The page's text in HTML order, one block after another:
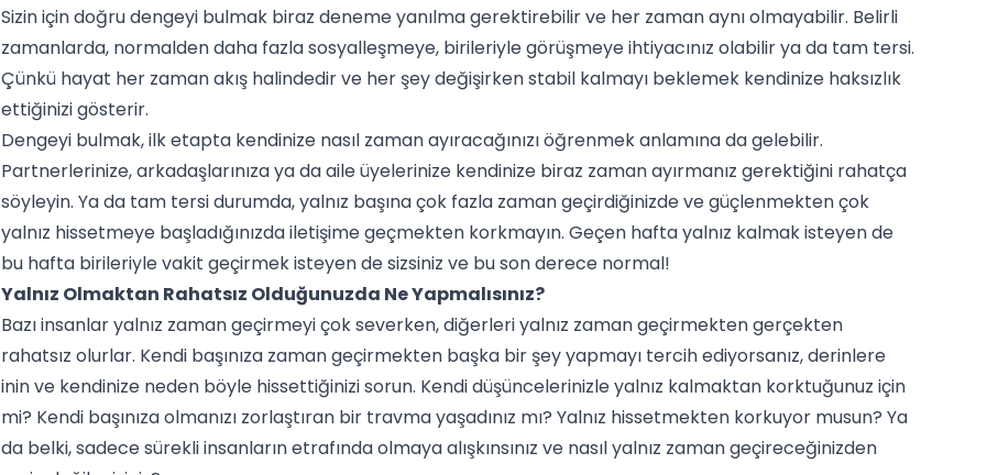
Sizin için doğru dengeyi bulmak biraz deneme yanılma gerektirebilir ve her zaman aynı olmayabilir. Belirli
zamanlarda, normalden daha fazla sosyalleşmeye, birileriyle görüşmeye ihtiyacınız olabilir ya da tam tersi.
Çünkü hayat her zaman akış halindedir ve her şey değişirken stabil kalmayı beklemek kendinize haksızlık
ettiğinizi gösterir.
Dengeyi bulmak, ilk etapta kendinize nasıl zaman ayıracağınızı öğrenmek anlamına da gelebilir.
Partnerlerinize, arkadaşlarınıza ya da aile üyelerinize kendinize biraz zaman ayırmanız gerektiğini rahatça
söyleyin. Ya da tam tersi durumda, yalnız başına çok fazla zaman geçirdiğinizde ve güçlenmekten çok
yalnız hissetmeye başladığınızda iletişime geçmekten korkmayın. Geçen hafta yalnız kalmak isteyen de
bu hafta birileriyle vakit geçirmek isteyen de sizsiniz ve bu son derece normal!
Yalnız Olmaktan Rahatsız Olduğunuzda Ne Yapmalısınız?
Bazı insanlar yalnız zaman geçirmeyi çok severken, diğerleri yalnız zaman geçirmekten gerçekten
rahatsız olurlar. Kendi başınıza zaman geçirmekten başka bir şey yapmayı tercih ediyorsanız, derinlere
inin ve kendinize neden böyle hissettiğinizi sorun. Kendi düşüncelerinizle yalnız kalmaktan korktuğunuz için
mi? Kendi başınıza olmanızı zorlaştıran bir travma yaşadınız mı? Yalnız hissetmekten korkuyor musun? Ya
da belki, sadece sürekli insanların etrafında olmaya alışkınsınız ve nasıl yalnız zaman geçireceğinizden